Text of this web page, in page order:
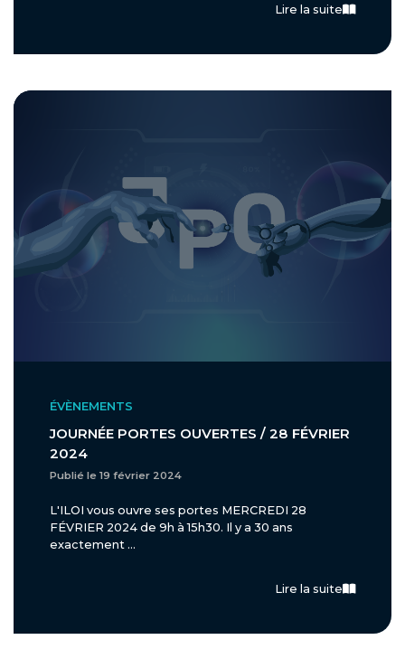
Lire la suite
ÉVÈNEMENTS
JOURNÉE PORTES OUVERTES / 28 FÉVRIER
2024
Publié le 19 février 2024
L'ILOI vous ouvre ses portes MERCREDI 28
FÉVRIER 2024 de 9h à 15h30. Il y a 30 ans
exactement ...
Lire la suite